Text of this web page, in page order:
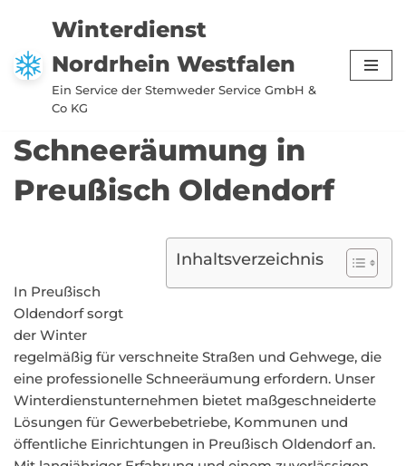
Zum
Inhalt
springen
Winterdienst
Nordrhein Westfalen
Ein Service der Stemweder Service GmbH &
Co KG
Schneeräumung in
Preußisch Oldendorf
Inhaltsverzeichnis
In Preußisch
Oldendorf sorgt
der Winter
regelmäßig für verschneite Straßen und Gehwege, die
eine professionelle Schneeräumung erfordern. Unser
Winterdienstunternehmen bietet maßgeschneiderte
Lösungen für Gewerbebetriebe, Kommunen und
öffentliche Einrichtungen in Preußisch Oldendorf an.